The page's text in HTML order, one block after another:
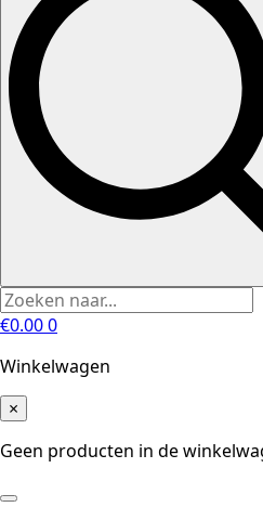
€0.000
Winkelwagen
×
Geen producten in de